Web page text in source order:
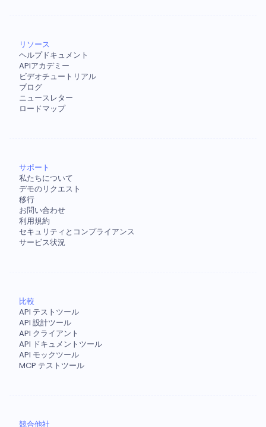
リソース
ヘルプドキュメント
APIアカデミー
ビデオチュートリアル
ブログ
ニュースレター
ロードマップ
サポート
私たちについて
デモのリクエスト
移行
お問い合わせ
利用規約
セキュリティとコンプライアンス
サービス状況
比較
API テストツール
API 設計ツール
API クライアント
API ドキュメントツール
API モックツール
MCP テストツール
競合他社